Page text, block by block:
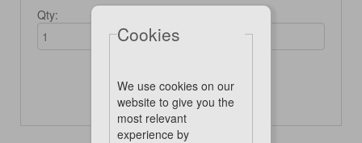
Qty:
Not Available Online
Cookies
We use cookies on our
website to give you the
most relevant
experience by